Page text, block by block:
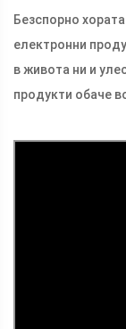
Безспорно
електронни
в живота ни и
продукти обаче